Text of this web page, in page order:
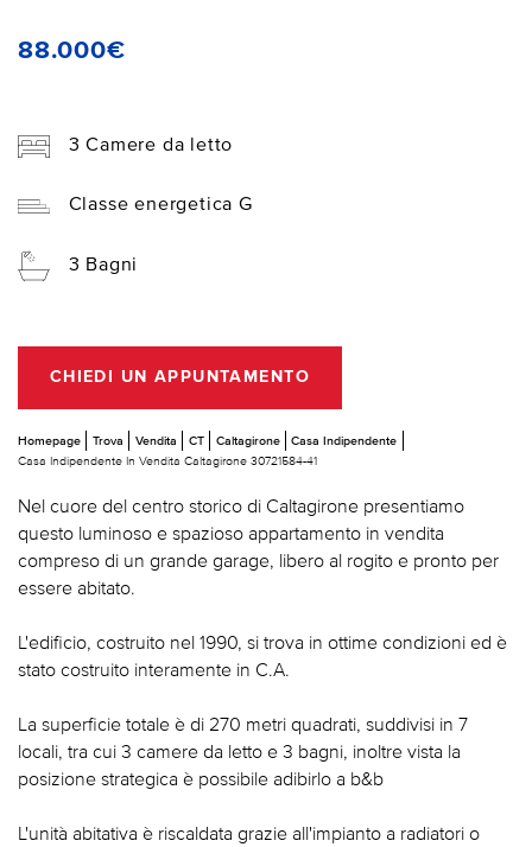
88.000€
3 Camere da letto
Classe energetica G
3 Bagni
CHIEDI UN APPUNTAMENTO
Homepage Trova Vendita CT Caltagirone
Casa Indipendente
Casa Indipendente In Vendita Caltagirone 30721584-41
Nel cuore del centro storico di Caltagirone presentiamo
questo luminoso e spazioso appartamento in vendita
compreso di un grande garage, libero al rogito e pronto per
essere abitato.
L'edificio, costruito nel 1990, si trova in ottime condizioni ed è
stato costruito interamente in C.A.
La superficie totale è di 270 metri quadrati, suddivisi in 7
locali, tra cui 3 camere da letto e 3 bagni, inoltre vista la
posizione strategica è possibile adibirlo a b&b
L'unità abitativa è riscaldata grazie all'impianto a radiatori o